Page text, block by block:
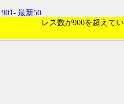
901- 最新50
レス数が900を超えて